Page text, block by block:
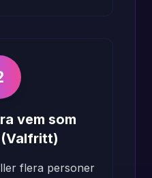
vem som
flera personer